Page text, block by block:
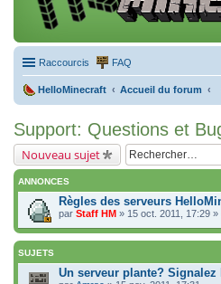
Raccourcis FAQ
HelloMinecraft Accueil du forum
Support: Questions et
Nouveau sujet
ANNONCES
Règles des serveurs
par Staff HM » 15 oct. 2011, 17:29 »
SUJETS
Un serveur plante? Signalez